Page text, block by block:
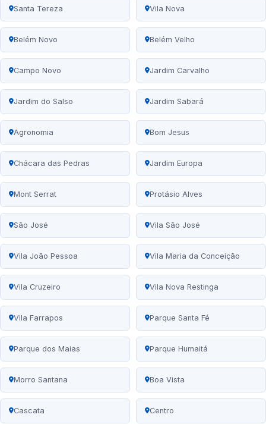
Santa Tereza Vila Nova
Belém Novo Belém Velho
Campo Novo Jardim Carvalho
Jardim do Salso Jardim Sabará
Agronomia Bom Jesus
Chácara das Pedras Jardim Europa
Mont Serrat Protásio Alves
São José Vila São José
Vila João Pessoa Vila Maria da Conceição
Vila Cruzeiro Vila Nova Restinga
Vila Farrapos Parque Santa Fé
Parque dos Maias Parque Humaitá
Morro Santana Boa Vista
Cascata Centro